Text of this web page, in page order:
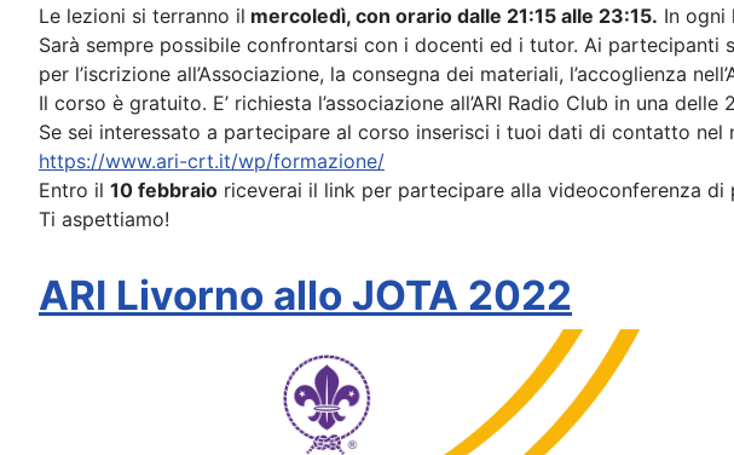
Le lezioni si terranno il mercoledì, con orario dalle 21:15 alle 23:15. In ogni
Sarà sempre possibile confrontarsi con i docenti ed i tutor. Ai
per l’iscrizione all’Associazione, la consegna dei materiali, l’accoglienza
Il corso è gratuito. E’ richiesta l’associazione all’ARI Radio Club in una delle
Se sei interessato a partecipare al corso inserisci i tuoi dati di contatto nel
https://www.ari-crt.it/wp/formazione/
Entro il 10 febbraio riceverai il link per partecipare alla videoconferenza
Ti aspettiamo!
ARI Livorno allo JOTA 2022